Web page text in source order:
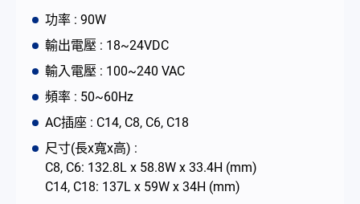
功率 : 90W
輸出電壓 : 18~24VDC
輸入電壓 : 100~240 VAC
頻率 : 50~60Hz
AC插座 : C14, C8, C6, C18
尺寸(長x寬x高) :
C8, C6: 132.8L x 58.8W x 33.4H (mm)
C14, C18: 137L x 59W x 34H (mm)